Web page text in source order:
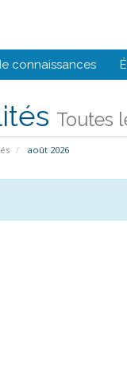
connaissances
Toutes
août 2026